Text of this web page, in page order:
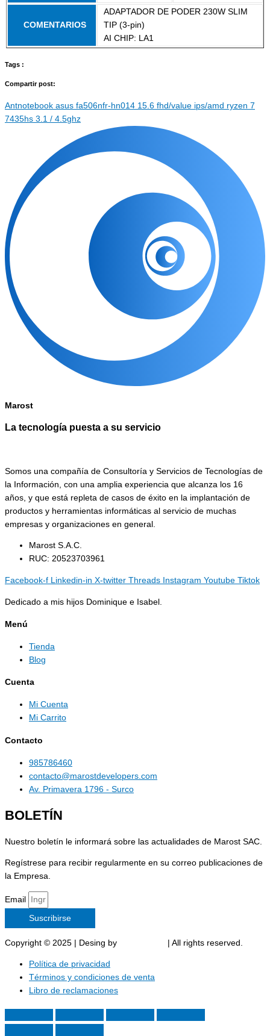
COMENTARIOS
ADAPTADOR DE PODER 230W SLIM
TIP (3-pin)
AI CHIP: LA1
Tags :
Compartir post:
Antnotebook asus fa506nfr-hn014 15.6 fhd/value ips/amd ryzen 7
7435hs 3.1 / 4.5ghz
Marost
La tecnología puesta a su servicio
Somos una compañía de Consultoría y Servicios de Tecnologías de
la Información, con una amplia experiencia que alcanza los 16
años, y que está repleta de casos de éxito en la implantación de
productos y herramientas informáticas al servicio de muchas
empresas y organizaciones en general.
Marost S.A.C.
RUC: 20523703961
Facebook-f Linkedin-in X-twitter Threads Instagram Youtube Tiktok
Dedicado a mis hijos Dominique e Isabel.
Menú
Tienda
Blog
Cuenta
Mi Cuenta
Mi Carrito
Contacto
985786460
contacto@marostdevelopers.com
Av. Primavera 1796 - Surco
BOLETÍN
Nuestro boletín le informará sobre las actualidades de Marost SAC.
Regístrese para recibir regularmente en su correo publicaciones de
la Empresa.
Email
Suscribirse
Copyright © 2025 | Desing by | All rights reserved.
Política de privacidad
Términos y condiciones de venta
Libro de reclamaciones